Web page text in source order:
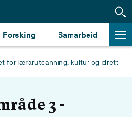
Forsking Samarbeid
for lærarutdanning, kultur og idrett
3 -